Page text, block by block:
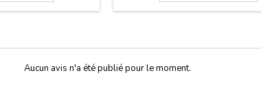
Aucun avis n'a été publié pour le moment.